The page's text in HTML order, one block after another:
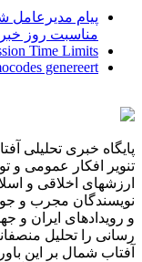
پیام مدیرعامل
مناسبت روز
Time Limits
genereert
پایگاه خبری تحلیلی
تنویر افکار عمومی و
ارزشهای اخلاقی و
نویسندگان مجرب و
و رویدادهای ایران و
رسانی را تحلیل
آفتاب شمال بر این